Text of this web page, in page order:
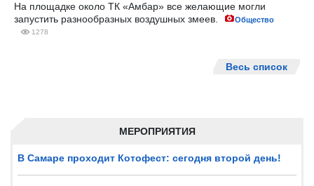
МЕРОПРИЯТИЯ
В Самаре проходит Котофест: сегодня второй день!
На площадке около ТК «Амбар» все желающие могли
запустить разнообразных воздушных змеев.
Общество
1278
Весь список